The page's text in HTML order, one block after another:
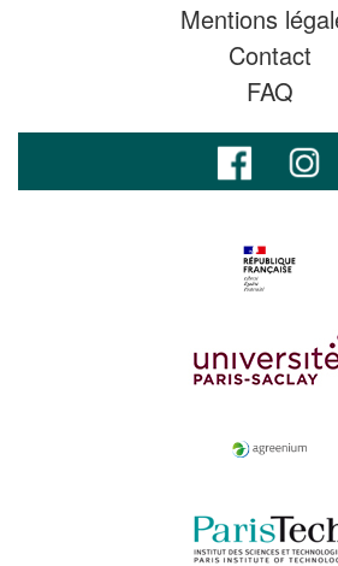
Mentions
Contact
FAQ